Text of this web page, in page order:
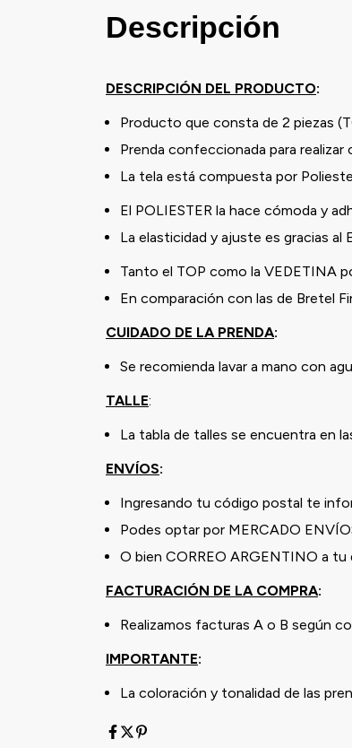
Descripción
DESCRIPCIÓN DEL PRODUCTO:
Producto que consta de 2 piezas
Prenda confeccionada para
La tela está compuesta por
El POLIESTER la hace cómoda y
La elasticidad y ajuste es gracias
Tanto el TOP como la VEDETINA
En comparación con las de Bretel
CUIDADO DE LA PRENDA:
Se recomienda lavar a mano con
TALLE:
La tabla de talles se encuentra en
ENVÍOS:
Ingresando tu código postal te
Podes optar por MERCADO
O bien CORREO ARGENTINO a tu
FACTURACIÓN DE LA COMPRA:
Realizamos facturas A o B según
IMPORTANTE:
La coloración y tonalidad de las